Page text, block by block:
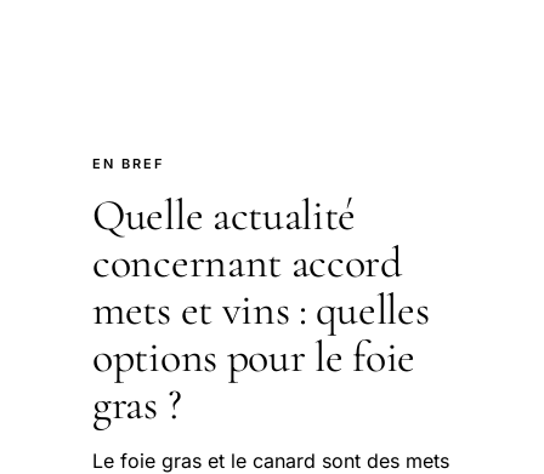
EN BREF
Quelle actualité
concernant accord
mets et vins : quelles
options pour le foie
gras ?
Le foie gras et le canard sont des mets